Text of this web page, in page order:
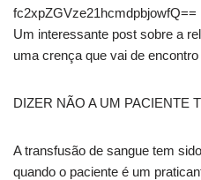
fc2xpZGVze21hcmdpbjowfQ==
Um interessante post sobre a
uma crença que vai de
DIZER NÃO A UM PACIENTE
A transfusão de sangue tem
quando o paciente é um